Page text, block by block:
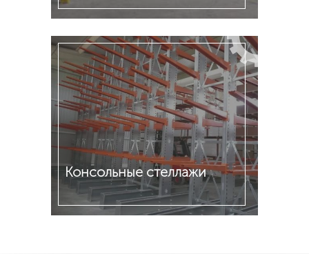
Подробнее
Консольные стеллажи